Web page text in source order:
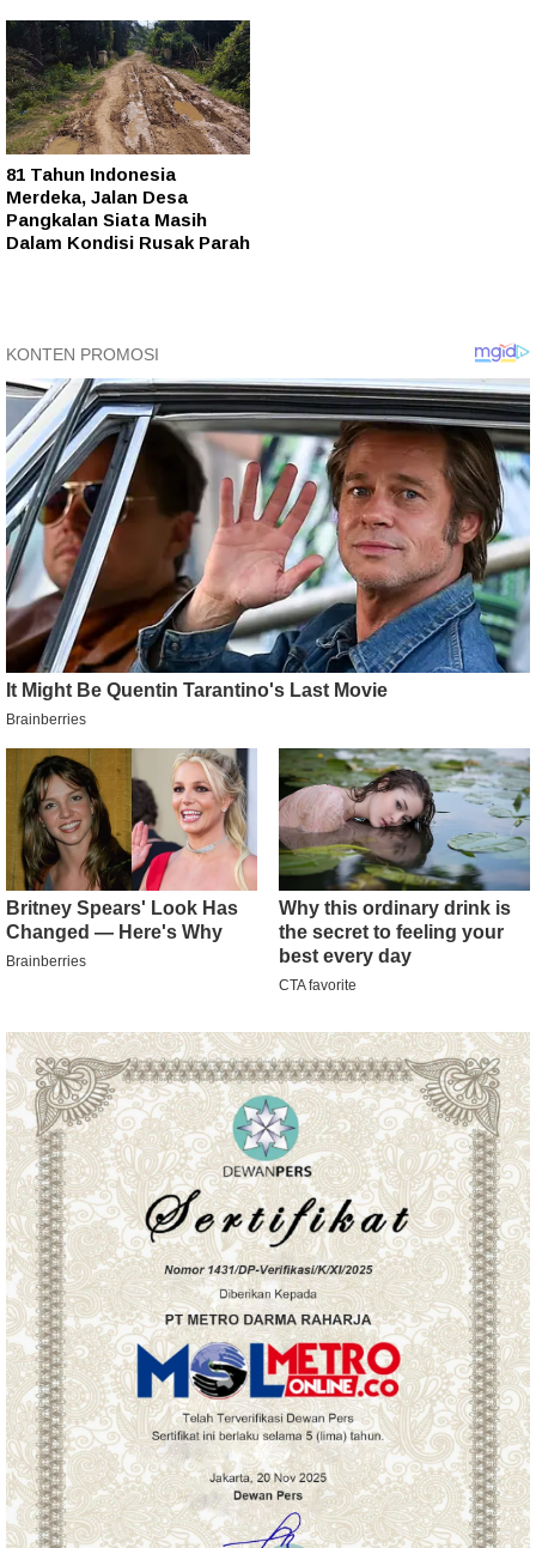
81 Tahun Indonesia
Merdeka, Jalan Desa
Pangkalan Siata Masih
Dalam Kondisi Rusak Parah